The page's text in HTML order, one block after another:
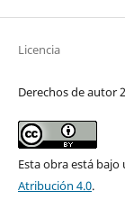
Licencia
Derechos de autor
Esta obra está
Atribución 4.0.